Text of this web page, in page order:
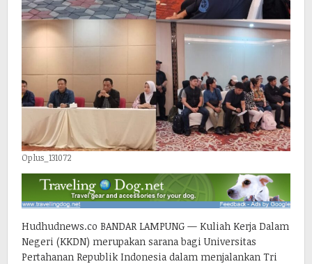
Oplus_131072
Hudhudnews.co BANDAR LAMPUNG — Kuliah Kerja Dalam
Negeri (KKDN) merupakan sarana bagi Universitas
Pertahanan Republik Indonesia dalam menjalankan Tri